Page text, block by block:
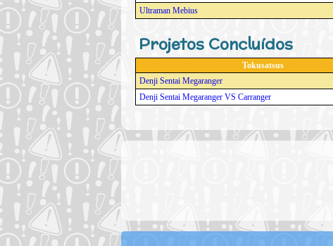
Ultraman Mebius
Projetos Concluídos
Tokusatsus
Denji Sentai Megaranger
Denji Sentai Megaranger VS Carranger